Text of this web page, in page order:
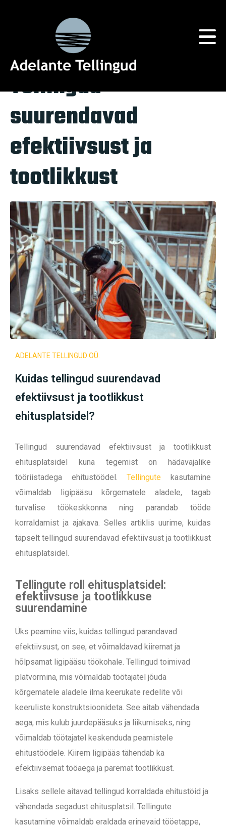
ligipääs
Tag Archives: ligipääs
Tellingud
suurendavad
efektiivsust ja
tootlikkust
ADELANTE TELLINGUD OÜ.
Kuidas tellingud suurendavad
efektiivsust ja tootlikkust
ehitusplatsidel?
Tellingud suurendavad efektiivsust ja tootlikkust
ehitusplatsidel kuna tegemist on hädavajalike
tööriistadega ehitustöödel.Tellingute kasutamine
võimaldab ligipääsu kõrgematele aladele, tagab
turvalise töökeskkonna ning parandab tööde
korraldamist ja ajakava. Selles artiklis uurime, kuidas
täpselt tellingud suurendavad efektiivsust ja tootlikkust
ehitusplatsidel.
Tellingute roll ehitusplatsidel:
efektiivsuse ja tootlikkuse
suurendamine
Üks peamine viis, kuidas tellingud parandavad
efektiivsust, on see, et võimaldavad kiiremat ja
hõlpsamat ligipääsu töökohale. Tellingud toimivad
platvormina, mis võimaldab töötajatel jõuda
kõrgematele aladele ilma keerukate redelite või
keeruliste konstruktsioonideta. See aitab vähendada
aega, mis kulub juurdepääsuks ja liikumiseks, ning
võimaldab töötajatel keskenduda peamistele
ehitustöödele. Kiirem ligipääs tähendab ka
efektiivsemat tööaega ja paremat tootlikkust.
Lisaks sellele aitavad tellingud korraldada ehitustöid ja
vähendada segadust ehitusplatsil. Tellingute
kasutamine võimaldab eraldada erinevaid tööetappe,